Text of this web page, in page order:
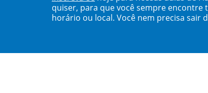
quiser, para que você sempre
horário ou local. Você nem precisa sair